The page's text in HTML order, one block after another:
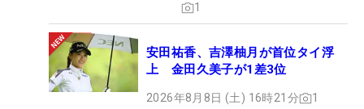
1
安田祐香、吉澤柚月が首位タイ浮
上 金田久美子が1差3位
2026年8月8日 (土) 16時21分 1